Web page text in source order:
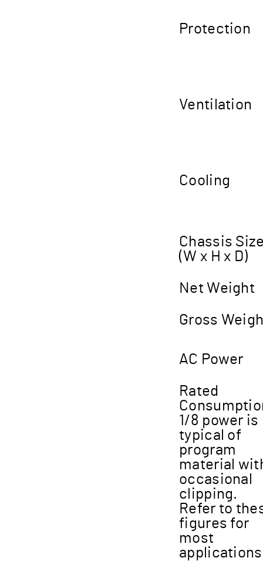
Protection
Ventilation
Cooling
Chassis
(W x H x D)
Net Weight
Gross
AC Power
Rated
1/8 power is
typical of
program
material
occasional
clipping.
Refer to
figures for
most